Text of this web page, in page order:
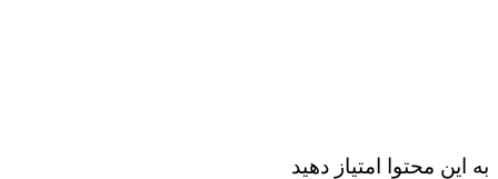
به این محتوا امتیاز دهید